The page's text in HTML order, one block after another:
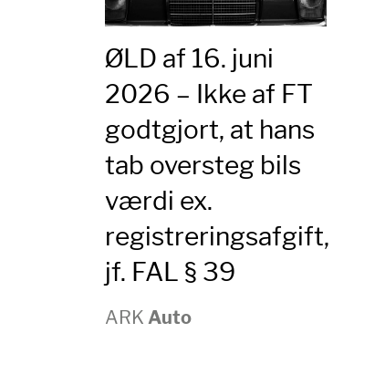
ØLD af 16. juni
2026 – Ikke af FT
godtgjort, at hans
tab oversteg bils
værdi ex.
registreringsafgift,
jf. FAL § 39
ARK Auto